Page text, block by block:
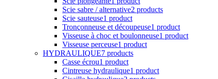
Scie sabre / alternative2 products
Scie sauteuse1 product
Tronçonneuse et découpeuse1 product
Visseuse à choc et boulonneuse1 product
Visseuse perceuse1 product
HYDRAULIQUE7 products
Casse écrou1 product
Cintreuse hydraulique1 product